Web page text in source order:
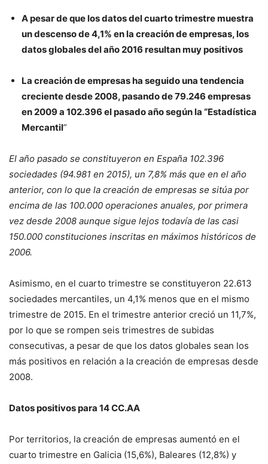
A pesar de que los datos del cuarto trimestre muestra
un descenso de 4,1% en la creación de empresas, los
datos globales del año 2016 resultan muy positivos
La creación de empresas ha seguido una tendencia
creciente desde 2008, pasando de 79.246 empresas
en 2009 a 102.396 el pasado año según la “Estadística
Mercantil”
El año pasado se constituyeron en España 102.396
sociedades (94.981 en 2015), un 7,8% más que en el año
anterior, con lo que la creación de empresas se sitúa por
encima de las 100.000 operaciones anuales, por primera
vez desde 2008 aunque sigue lejos todavía de las casi
150.000 constituciones inscritas en máximos históricos de
2006.
Asimismo, en el cuarto trimestre se constituyeron 22.613
sociedades mercantiles, un 4,1% menos que en el mismo
trimestre de 2015. En el trimestre anterior creció un 11,7%,
por lo que se rompen seis trimestres de subidas
consecutivas, a pesar de que los datos globales sean los
más positivos en relación a la creación de empresas desde
2008.
Datos positivos para 14 CC.AA
Por territorios, la creación de empresas aumentó en el
cuarto trimestre en Galicia (15,6%), Baleares (12,8%) y